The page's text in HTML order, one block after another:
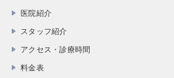
医院紹介
スタッフ紹介
アクセス・診療時間
料金表